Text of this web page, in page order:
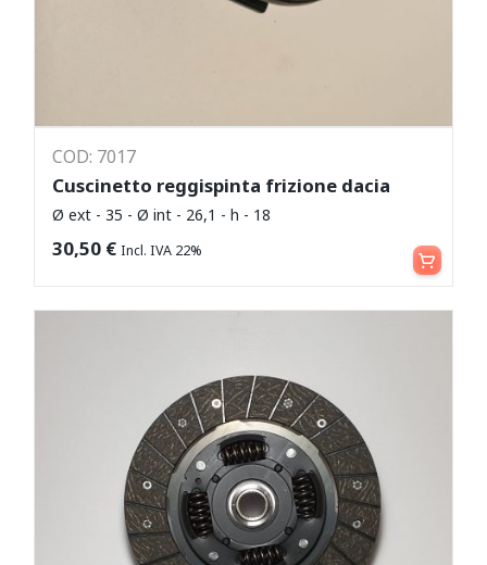
COD: 7017
Cuscinetto reggispinta frizione dacia
Ø ext - 35 - Ø int - 26,1 - h - 18
30,50 € Incl. IVA 22% Aggiungi al carrello